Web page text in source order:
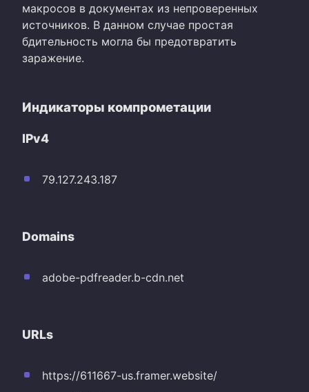
макросов в документах из непроверенных
источников. В данном случае простая
бдительность могла бы предотвратить
заражение.
Индикаторы компрометации
IPv4
79.127.243.187
Domains
adobe-pdfreader.b-cdn.net
URLs
https://611667-us.framer.website/